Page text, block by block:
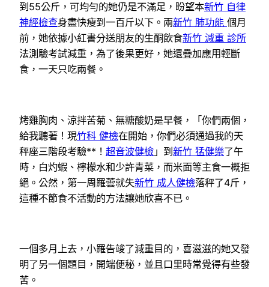
到55公斤，可均勻的她仍是不滿足，盼望本新竹 自律
神經檢查身盡快瘦到一百斤以下。兩新竹 肺功能 個月
前，她依據小紅書分送朋友的生酮飲食新竹 減重 診所
法測驗考試減重，為了後果更好，她還疊加應用輕斷
食，一天只吃兩餐。
烤雞胸肉、涼拌苦菊、無糖酸奶是早餐，「你們兩個，
給我聽著！現竹科 健檢在開始，你們必須通過我的天
秤座三階段考驗**！ 超音波健檢 」到新竹 猛健樂了午
時，白灼蝦、檸檬水和少許青菜，而米面等主食一概拒
絕。公然，第一周羅蕓就失新竹 成人健檢落秤了4斤，
這種不節食不活動的方法讓她欣喜不已。
一個多月上去，小羅告竣了減重目的，喜滋滋的她又發
明了另一個題目，開端便秘，並且口里時常覺得有些發
苦。